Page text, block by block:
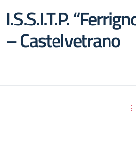
I.S.S.I.T.P.
– Castelvetrano